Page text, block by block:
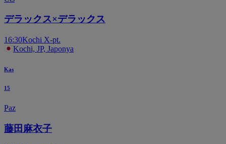
デラックス×デラックス
16:30Kochi X-pt.
Kochi, JP, Japonya
Kas
15
Paz
藤田麻衣子